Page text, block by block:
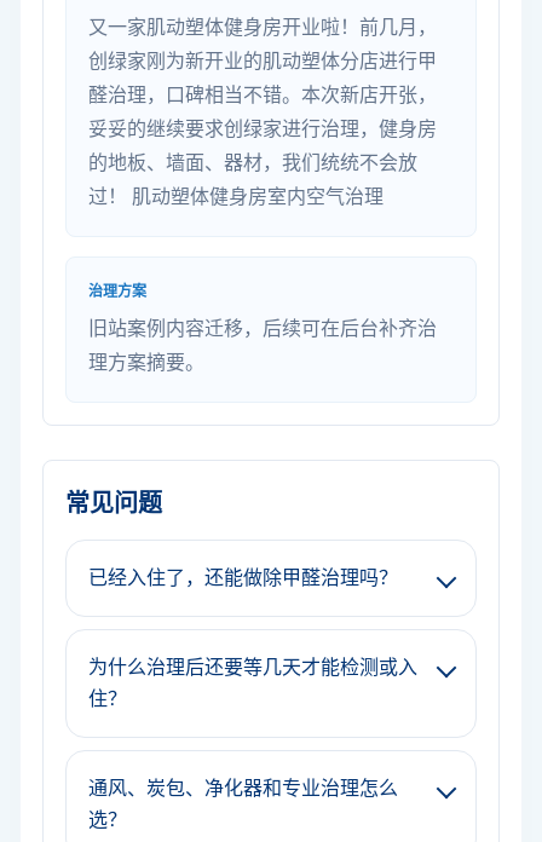
又一家肌动塑体健身房开业啦！前几月，
创绿家刚为新开业的肌动塑体分店进行甲
醛治理，口碑相当不错。本次新店开张，
妥妥的继续要求创绿家进行治理，健身房
的地板、墙面、器材，我们统统不会放
过！ 肌动塑体健身房室内空气治理
治理方案
旧站案例内容迁移，后续可在后台补齐治
理方案摘要。
常见问题
已经入住了，还能做除甲醛治理吗？
为什么治理后还要等几天才能检测或入
住？
通风、炭包、净化器和专业治理怎么
选？